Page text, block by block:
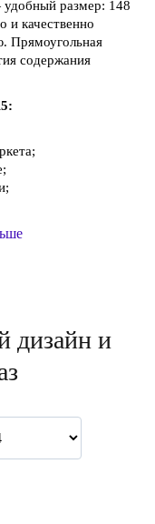
размер: 148
и качественно
Прямоугольная
содержания
дизайн и